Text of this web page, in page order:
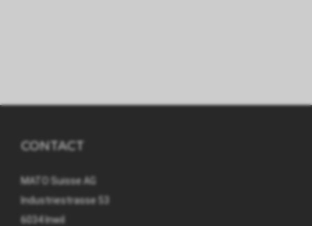
CONTACT
MATO Suisse AG
Industriestrasse 53
6034 Inwil